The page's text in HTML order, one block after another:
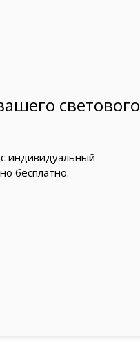
светового
индивидуальный
бесплатно.